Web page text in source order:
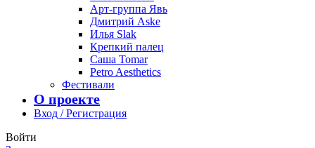
Арт-группа Явь
Дмитрий Aske
Илья Slak
Крепкий палец
Саша Tomar
Petro Aesthetics
Фестивали
О проекте
Вход / Регистрация
Войти